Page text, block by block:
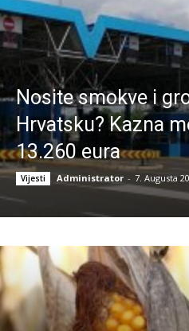
Nosite smokve i
Hrvatsku? Kazna
13.260 eura
Vijesti Administrator - 7. Augusta